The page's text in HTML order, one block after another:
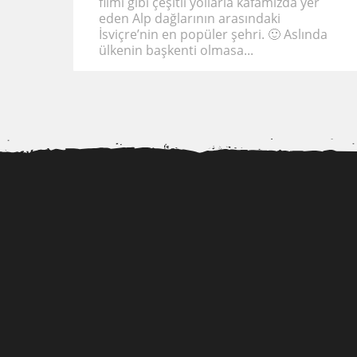
eden Alp dağlarının arasındaki
İsviçre’nin en popüler şehri. 🙂 Aslında
ülkenin başkenti olmasa...